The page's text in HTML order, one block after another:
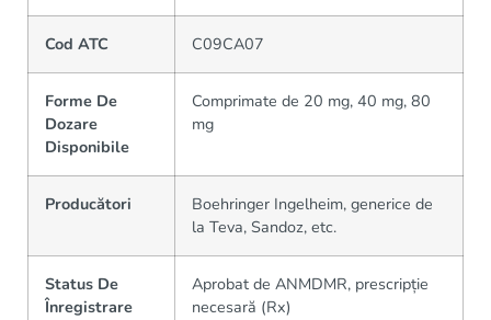
Cod ATC C09CA07
Forme De
Dozare
Disponibile
Comprimate de 20 mg, 40 mg, 80
mg
Producători
Boehringer Ingelheim, generice de
la Teva, Sandoz, etc.
Status De
Înregistrare
Aprobat de ANMDMR, prescripție
necesară (Rx)